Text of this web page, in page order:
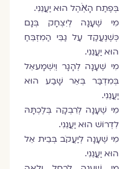
בְּפֶתַח הָאֹֽהֶל הוּא יַעֲנֵנִי.
מִי שֶׁעָנָה לְיִצְחָק בְּנָם
כְּשֶׁנֶעֱקַד עַל גַבֵּי הַמִזְבֵּחַ
הוּא יַעֲנֵנִי.
מִי שֶׁעָנָה לְהָגָר וְיִשְׁמָעאֵל
בְּמִדְבַּר בְּאֵר שָׁבַע הוּא
יַעֲנֵנִי.
מִי שֶׁעָנָה לְרִבְקָה בְּלֶכְתָּהּ
לִדְרוֺשׁ הוּא יַעֲנֵנִי.
מִי שֶׁעָנָה לְיַעֲקֹב בְּבֵית אֵל
הוּא יַעֲנֵנִי.